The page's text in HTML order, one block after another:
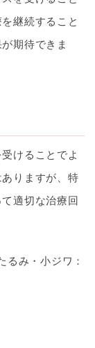
継続すること
期待できま
けることでよ
りますが、特
適切な治療回
るみ・小ジワ：